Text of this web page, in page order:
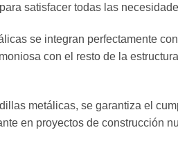
satisfacer todas las
se integran perfectamente
con el resto de la
metálicas, se garantiza el
en proyectos de construcción